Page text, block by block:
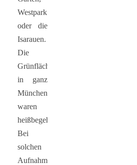
Westpark
oder die
Isarauen.
Die
Grünflächen
in ganz
München
waren
heißbegehrt.
Bei
solchen
Aufnahmen